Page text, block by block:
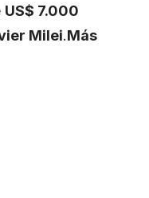
US$ 7.000
Milei.Más